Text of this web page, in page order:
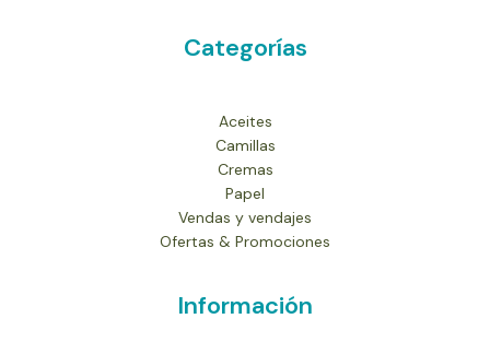
Categorías
Aceites
Camillas
Cremas
Papel
Vendas y vendajes
Ofertas & Promociones
Información